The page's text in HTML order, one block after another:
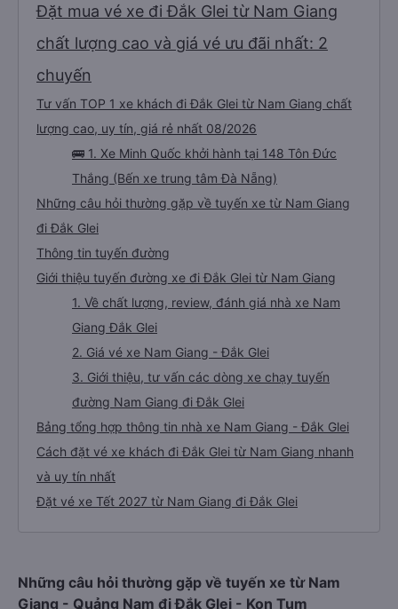
Đặt mua vé xe đi Đắk Glei từ Nam Giang
chất lượng cao và giá vé ưu đãi nhất: 2
chuyến
Tư vấn TOP 1 xe khách đi Đắk Glei từ Nam Giang chất
lượng cao, uy tín, giá rẻ nhất 08/2026
🚌 1. Xe Minh Quốc khởi hành tại 148 Tôn Đức
Thắng (Bến xe trung tâm Đà Nẵng)
Những câu hỏi thường gặp về tuyến xe từ Nam Giang
đi Đắk Glei
Thông tin tuyến đường
Giới thiệu tuyến đường xe đi Đắk Glei từ Nam Giang
1. Về chất lượng, review, đánh giá nhà xe Nam
Giang Đắk Glei
2. Giá vé xe Nam Giang - Đắk Glei
3. Giới thiệu, tư vấn các dòng xe chạy tuyến
đường Nam Giang đi Đắk Glei
Bảng tổng hợp thông tin nhà xe Nam Giang - Đắk Glei
Cách đặt vé xe khách đi Đắk Glei từ Nam Giang nhanh
và uy tín nhất
Đặt vé xe Tết 2027 từ Nam Giang đi Đắk Glei
Những câu hỏi thường gặp về tuyến xe từ Nam
Giang - Quảng Nam đi Đắk Glei - Kon Tum